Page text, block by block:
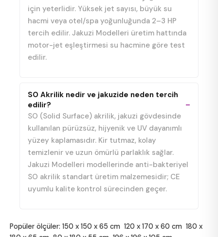
için yeterlidir. Yüksek jet sayısı, büyük su
hacmi veya otel/spa yoğunluğunda 2–3 HP
tercih edilir. Jakuzi Modelleri üretim hattında
motor-jet eşleştirmesi su hacmine göre test
edilir.
SO Akrilik nedir ve jakuzide neden tercih
edilir?
SO (Solid Surface) akrilik, jakuzi gövdesinde
kullanılan pürüzsüz, hijyenik ve UV dayanımlı
yüzey kaplamasıdır. Kir tutmaz, kolay
temizlenir ve uzun ömürlü parlaklık sağlar.
Jakuzi Modelleri modellerinde anti-bakteriyel
SO akrilik standart üretim malzemesidir; CE
uyumlu kalite kontrol sürecinden geçer.
Popüler ölçüler: 150 x 150 x 65 cm 120 x 170 x 60 cm 180 x